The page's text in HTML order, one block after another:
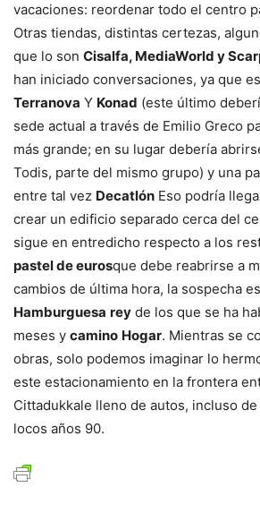
vacaciones: reordenar todo el centro
Otras tiendas, distintas certezas,
que lo son Cisalfa, MediaWorld y
han iniciado conversaciones, ya que
Terranova Y Konad (este último
sede actual a través de Emilio Greco
más grande; en su lugar debería
Todis, parte del mismo grupo) y una
entre tal vez Decatlón Eso podría
crear un edificio separado cerca del
sigue en entredicho respecto a los
pastel de eurosque debe reabrirse a
cambios de última hora, la sospecha
Hamburguesa rey de los que se ha
meses y camino Hogar. Mientras se
obras, solo podemos imaginar lo
este estacionamiento en la frontera
Cittadukkale lleno de autos, incluso
locos años 90.